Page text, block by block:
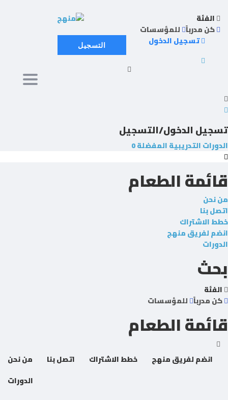
الفئة
كن مدرباً للمؤسسات
تسجيل الدخول
التسجيل
تسجيل الدخول/التسجيل
الدورات التدريبيةالمفضلة0
قائمة الطعام
من نحن
اتصل بنا
خطط الاشتراك
انضم لفريق منهج
الدورات
بحث
الفئة
كن مدرباً للمؤسسات
قائمة الطعام
من نحن اتصل بنا خطط الاشتراك
انضم لفريق منهج
الدورات